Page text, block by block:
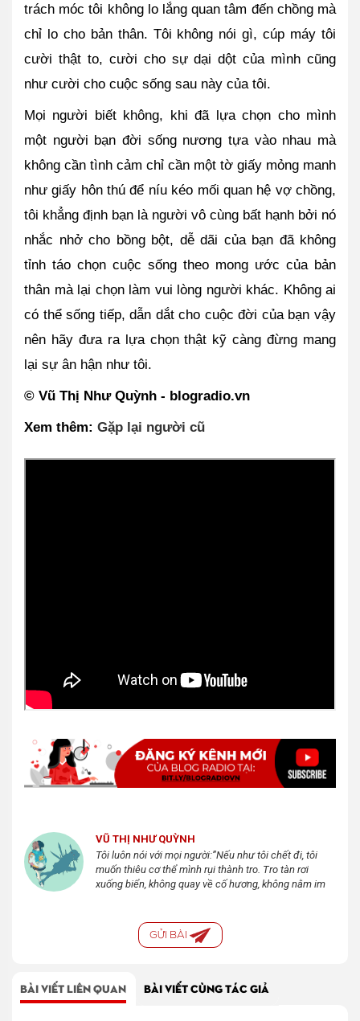
trách móc tôi không lo lắng quan tâm đến chồng mà
chỉ lo cho bản thân. Tôi không nói gì, cúp máy tôi
cười thật to, cười cho sự dại dột của mình cũng
như cười cho cuộc sống sau này của tôi.
Mọi người biết không, khi đã lựa chọn cho mình
một người bạn đời sống nương tựa vào nhau mà
không cần tình cảm chỉ cần một tờ giấy mỏng manh
như giấy hôn thú để níu kéo mối quan hệ vợ chồng,
tôi khẳng định bạn là người vô cùng bất hạnh bởi nó
nhắc nhở cho bồng bột, dễ dãi của bạn đã không
tỉnh táo chọn cuộc sống theo mong ước của bản
thân mà lại chọn làm vui lòng người khác. Không ai
có thể sống tiếp, dẫn dắt cho cuộc đời của bạn vậy
nên hãy đưa ra lựa chọn thật kỹ càng đừng mang
lại sự ân hận như tôi.
© Vũ Thị Như Quỳnh - blogradio.vn
Xem thêm: Gặp lại người cũ
VŨ THỊ NHƯ QUỲNH
Tôi luôn nói với mọi người:”Nếu như tôi chết đi, tôi
muốn thiêu cơ thể mình rụi thành tro. Tro tàn rơi
xuống biển, không quay về cố hương, không nằm im
GỬI BÀI
BÀI VIẾT LIÊN QUAN BÀI VIẾT CÙNG TÁC GIẢ